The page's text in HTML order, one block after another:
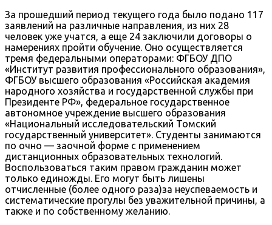
За прошедший период текущего года было подано 117
заявлений на различные направления, из них 28
человек уже учатся, а еще 24 заключили договоры о
намерениях пройти обучение. Оно осуществляется
тремя федеральными операторами: ФГБОУ ДПО
«Институт развития профессионального образования»,
ФГБОУ высшего образования «Российская академия
народного хозяйства и государственной службы при
Президенте РФ», федеральное государственное
автономное учреждение высшего образования
«Национальный исследовательский Томский
государственный университет». Студенты занимаются
по очно — заочной форме с применением
дистанционных образовательных технологий.
Воспользоваться таким правом гражданин может
только единожды. Его могут быть лишены
отчисленные (более одного раза)за неуспеваемость и
систематические прогулы без уважительной причины, а
также и по собственному желанию.